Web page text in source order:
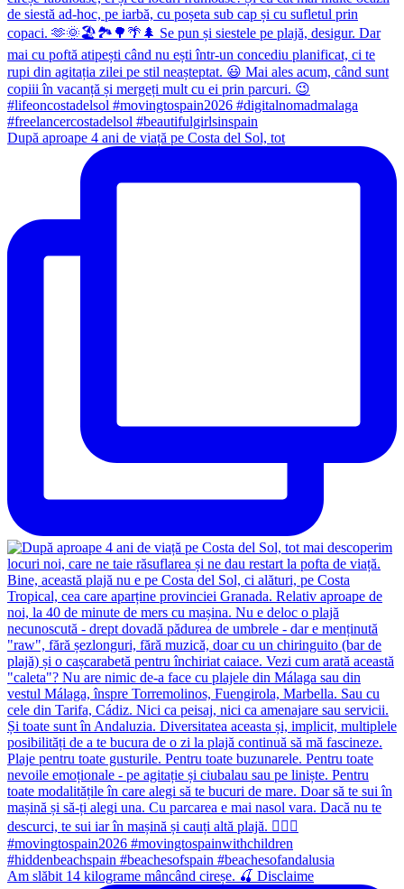
După aproape 4 ani de viață pe Costa del Sol, tot
Am slăbit 14 kilograme mâncând cireșe. 🍒 Disclaime